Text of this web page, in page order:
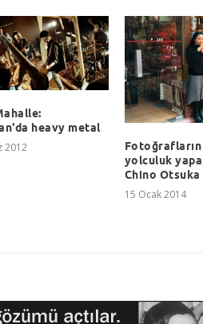
heavy metal
2012
yolculuk
Chino Otsuka
15 Ocak 2014